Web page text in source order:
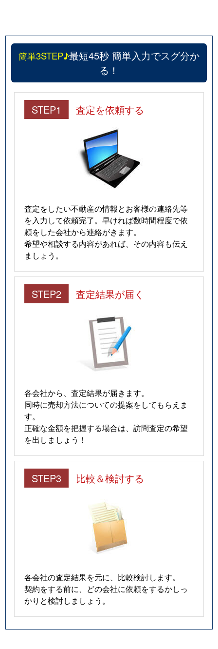
簡単3STEP♪最短45秒 簡単入力でスグ分か
る！
STEP1 査定を依頼する
査定をしたい不動産の情報とお客様の連絡先等
を入力して依頼完了。早ければ数時間程度で依
頼をした会社から連絡がきます。
希望や相談する内容があれば、その内容も伝え
ましょう。
STEP2 査定結果が届く
各会社から、査定結果が届きます。
同時に売却方法についての提案をしてもらえま
す。
正確な金額を把握する場合は、訪問査定の希望
を出しましょう！
STEP3 比較＆検討する
各会社の査定結果を元に、比較検討します。
契約をする前に、どの会社に依頼をするかしっ
かりと検討しましょう。